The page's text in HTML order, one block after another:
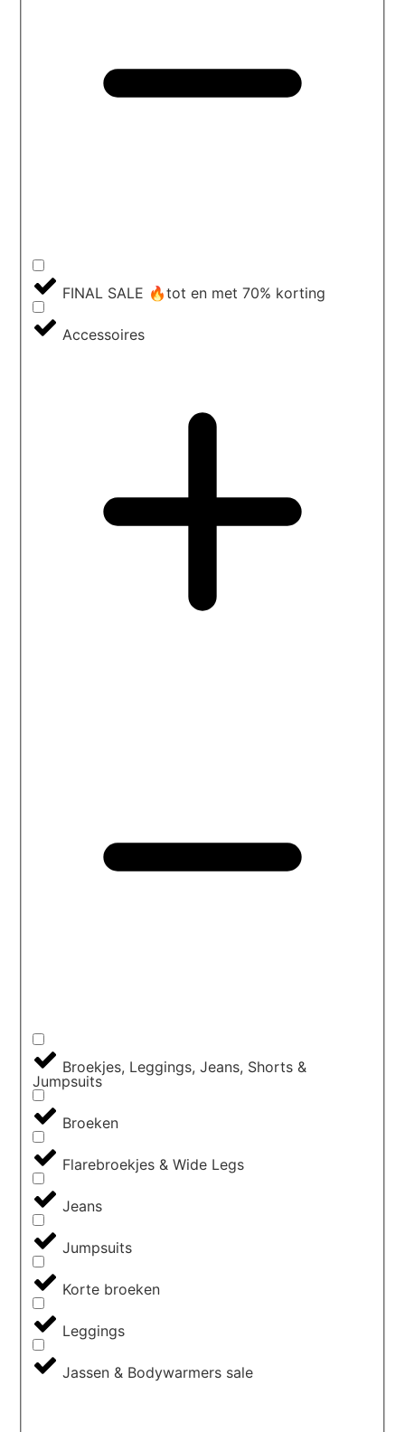
FINAL SALE 🔥tot en met 70% korting
Accessoires
Broekjes, Leggings, Jeans, Shorts &
Jumpsuits
Broeken
Flarebroekjes & Wide Legs
Jeans
Jumpsuits
Korte broeken
Leggings
Jassen & Bodywarmers sale